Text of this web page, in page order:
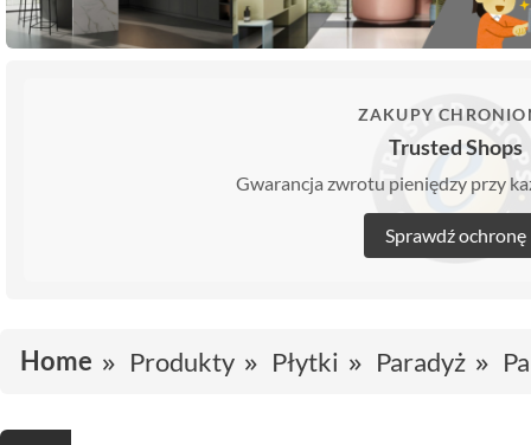
ZAKUPY
Trusted Shops
Gwarancja zwrotu pieniędzy przy
Sprawdź ochronę
Home Produkty Płytki Paradyż